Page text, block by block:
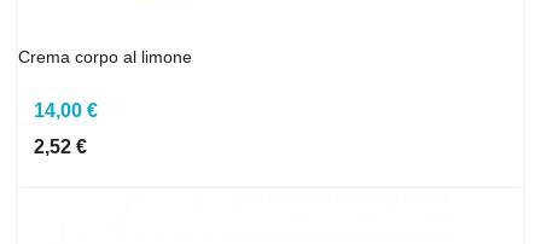
Crema corpo al limone
14,00 €
2,52 €